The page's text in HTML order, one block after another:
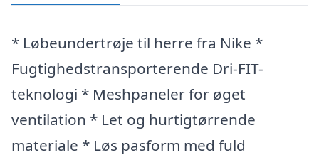
* Løbeundertrøje til herre fra Nike *
Fugtighedstransporterende Dri-FIT-
teknologi * Meshpaneler for øget
ventilation * Let og hurtigtørrende
materiale * Løs pasform med fuld